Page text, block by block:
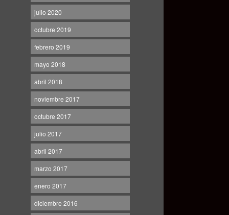
julio 2020
octubre 2019
febrero 2019
mayo 2018
abril 2018
noviembre 2017
octubre 2017
julio 2017
abril 2017
marzo 2017
enero 2017
diciembre 2016